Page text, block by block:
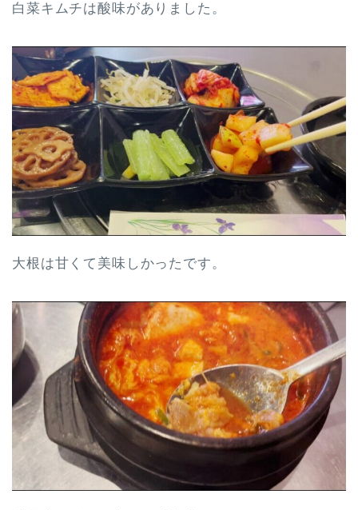
白菜キムチは酸味がありました。
大根は甘くて美味しかったです。